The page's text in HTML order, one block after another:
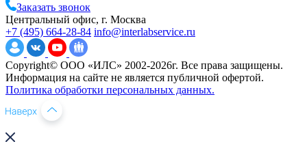
Заказать звонок
Центральный офис, г. Москва
+7 (495) 664-28-84 info@interlabservice.ru
Copyright© ООО «ИЛС» 2002-2026г. Все права защищены.
Информация на сайте не является публичной офертой.
Политика обработки персональных данных.